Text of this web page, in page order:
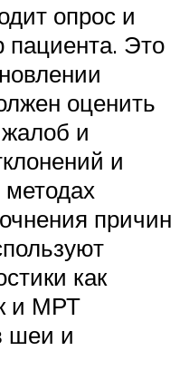
опрос и
пациента. Это
оценить
и
и
причин
как
и МРТ
шеи и